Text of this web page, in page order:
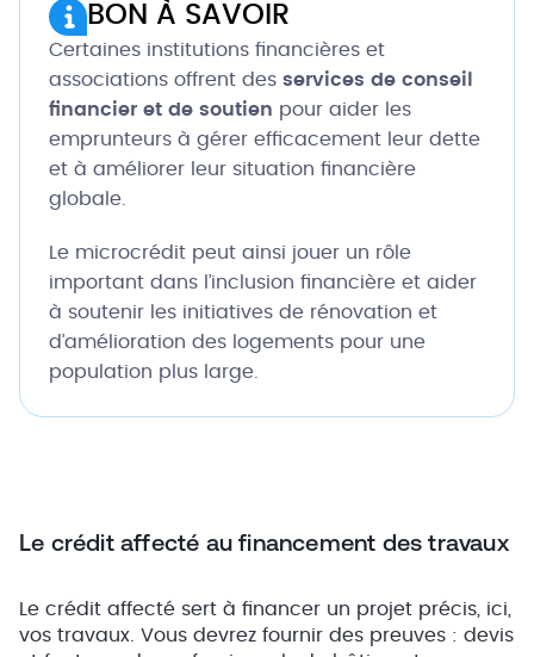
BON À SAVOIR
Certaines institutions financières et
associations offrent des services de conseil
financier et de soutien pour aider les
emprunteurs à gérer efficacement leur dette
et à améliorer leur situation financière
globale.
Le microcrédit peut ainsi jouer un rôle
important dans l’inclusion financière et aider
à soutenir les initiatives de rénovation et
d’amélioration des logements pour une
population plus large.
Le crédit affecté au financement des travaux
Le crédit affecté sert à financer un projet précis, ici,
vos travaux. Vous devrez fournir des preuves : devis